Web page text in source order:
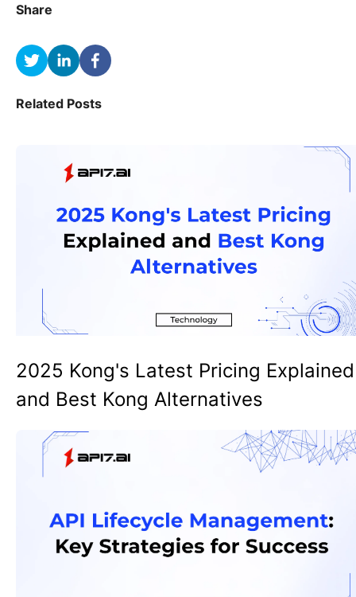
Share
Related Posts
2025 Kong's Latest Pricing Explained
and Best Kong Alternatives